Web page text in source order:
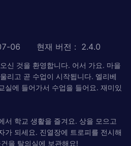
06 현재 버전 : 2.4.0
신 것을 환영합니다. 어서 가요. 마을
리고 곧 수업이 시작됩니다. 엘리베
실에 들어가서 수업을 들어요. 재미있
서 학교 생활을 즐겨요. 상을 모으고
가 되세요. 진열장에 트로피를 전시해
을 탈의실에 보관해요!